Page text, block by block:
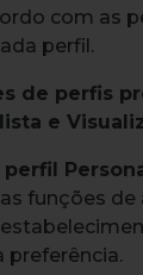
com as
perfil.
de perfis
e
perfil
funções de
preferência.